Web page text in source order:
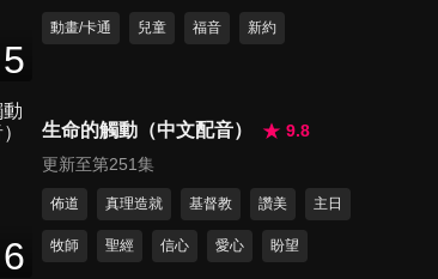
分鐘
51分鐘
分鐘
5
動畫/卡通 兒童 福音 新約
6
生命的觸動（中文配音）
9.8
更新至第251集
佈道 真理造就 基督教 讚美 主日
牧師 聖經 信心 愛心 盼望